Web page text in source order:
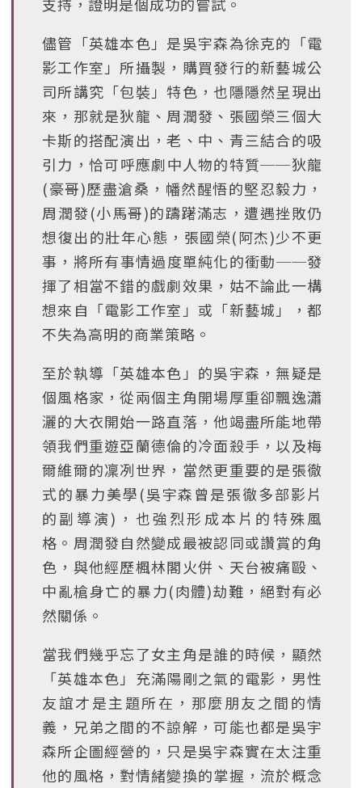
儘管「英雄本色」是吳宇森為徐克的「電
影工作室」所攝製，購買發行的新藝城公
司所講究「包裝」特色，也隱隱然呈現出
來，那就是狄龍、周潤發、張國榮三個大
卡斯的搭配演出，老、中、青三結合的吸
引力，恰可呼應劇中人物的特質──狄龍
(豪哥)歷盡滄桑，幡然醒悟的堅忍毅力，
周潤發(小馬哥)的躊躇滿志，遭遇挫敗仍
想復出的壯年心態，張國榮(阿杰)少不更
事，將所有事情過度單純化的衝動──發
揮了相當不錯的戲劇效果，姑不論此一構
想來自「電影工作室」或「新藝城」，都
不失為高明的商業策略。
至於執導「英雄本色」的吳宇森，無疑是
個風格家，從兩個主角開場厚重卻飄逸瀟
灑的大衣開始一路直落，他竭盡所能地帶
領我們重遊亞蘭德倫的冷面殺手，以及梅
爾維爾的凜冽世界，當然更重要的是張徹
式的暴力美學(吳宇森曾是張徹多部影片
的副導演)，也強烈形成本片的特殊風
格。周潤發自然變成最被認同或讚賞的角
色，與他經歷楓林閣火併、天台被痛毆、
中亂槍身亡的暴力(肉體)劫難，絕對有必
然關係。
當我們幾乎忘了女主角是誰的時候，顯然
「英雄本色」充滿陽剛之氣的電影，男性
友誼才是主題所在，那麼朋友之間的情
義，兄弟之間的不諒解，可能也都是吳宇
森所企圖經營的，只是吳宇森實在太注重
他的風格，對情緒變換的掌握，流於概念